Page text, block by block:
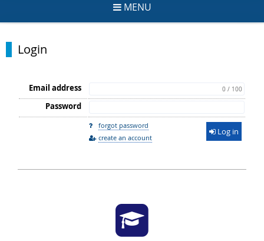
MENU
Login
Email address 0 / 100
Password
forgot password
create an account
Log in